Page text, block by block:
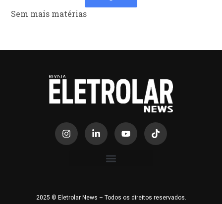
Sem mais matérias
2025 © Eletrolar News – Todos os direitos reservados.